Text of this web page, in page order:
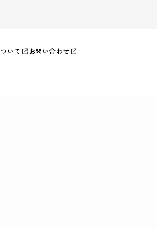
いて お問い合わせ